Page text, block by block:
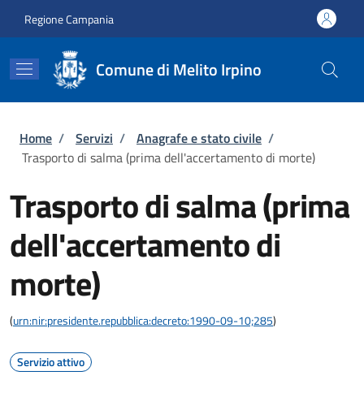
Regione Campania
Comune di Melito Irpino
Briciole di pane
Home / Servizi / Anagrafe e stato civile /
Trasporto di salma (prima dell'accertamento di morte)
Trasporto di salma (prima
dell'accertamento di
morte)
(urn:nir:presidente.repubblica:decreto:1990-09-10;285)
Servizio attivo